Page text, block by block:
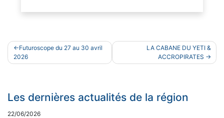
Navigation
de
Futuroscope du 27 au 30 avril
2026
LA CABANE DU YETI &
ACCROPIRATES
Les dernières actualités de la région
22/06/2026